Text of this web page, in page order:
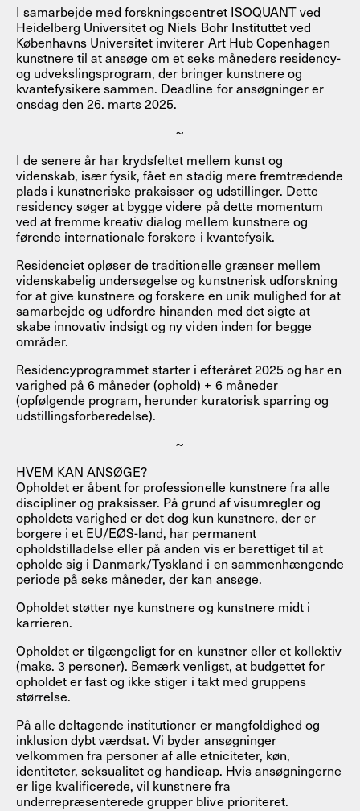
I samarbejde med forskningscentret ISOQUANT ved
Heidelberg Universitet og Niels Bohr Instituttet ved
Københavns Universitet inviterer Art Hub Copenhagen
kunstnere til at ansøge om et seks måneders residency-
og udvekslingsprogram, der bringer kunstnere og
kvantefysikere sammen. Deadline for ansøgninger er
onsdag den 26. marts 2025.
~
I de senere år har krydsfeltet mellem kunst og
videnskab, især fysik, fået en stadig mere fremtrædende
plads i kunstneriske praksisser og udstillinger. Dette
residency søger at bygge videre på dette momentum
ved at fremme kreativ dialog mellem kunstnere og
førende internationale forskere i kvantefysik.
Residenciet opløser de traditionelle grænser mellem
videnskabelig undersøgelse og kunstnerisk udforskning
for at give kunstnere og forskere en unik mulighed for at
samarbejde og udfordre hinanden med det sigte at
skabe innovativ indsigt og ny viden inden for begge
områder.
Residencyprogrammet starter i efteråret 2025 og har en
varighed på 6 måneder (ophold) + 6 måneder
(opfølgende program, herunder kuratorisk sparring og
udstillingsforberedelse).
~
HVEM KAN ANSØGE?
Opholdet er åbent for professionelle kunstnere fra alle
discipliner og praksisser. På grund af visumregler og
opholdets varighed er det dog kun kunstnere, der er
borgere i et EU/EØS-land, har permanent
opholdstilladelse eller på anden vis er berettiget til at
opholde sig i Danmark/Tyskland i en sammenhængende
periode på seks måneder, der kan ansøge.
Opholdet støtter nye kunstnere og kunstnere midt i
karrieren.
Opholdet er tilgængeligt for en kunstner eller et kollektiv
(maks. 3 personer). Bemærk venligst, at budgettet for
opholdet er fast og ikke stiger i takt med gruppens
størrelse.
På alle deltagende institutioner er mangfoldighed og
inklusion dybt værdsat. Vi byder ansøgninger
velkommen fra personer af alle etniciteter, køn,
identiteter, seksualitet og handicap. Hvis ansøgningerne
er lige kvalificerede, vil kunstnere fra
underrepræsenterede grupper blive prioriteret.